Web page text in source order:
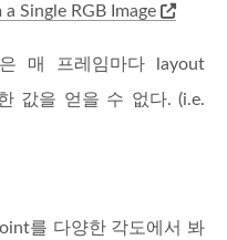
Single RGB Image
매 프레임마다 layout
값을 얻을 수 없다. (i.e.
를 다양한 각도에서 봐